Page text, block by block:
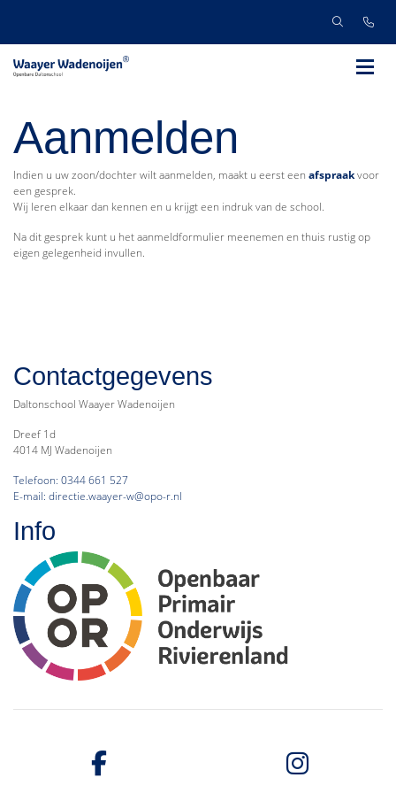
Aanmelden
Indien u uw zoon/dochter wilt aanmelden, maakt u eerst een afspraakvoor
een gesprek.
Wij leren elkaar dan kennen en u krijgt een indruk van de school.
Na dit gesprek kunt u het aanmeldformulier meenemen en thuis rustig op
eigen gelegenheid invullen.
Contactgegevens
Daltonschool Waayer Wadenoijen
Dreef 1d
4014 MJ Wadenoijen
Telefoon: 0344 661 527
E-mail: directie.waayer-w@opo-r.nl
Info